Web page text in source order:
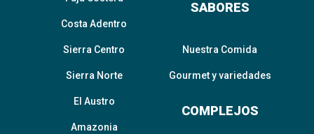
Costa Adentro
Sierra Centro
Sierra Norte
El Austro
Amazonia
SABORES
Nuestra Comida
Gourmet y variedades
COMPLEJOS